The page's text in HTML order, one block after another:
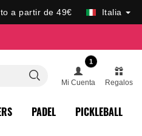
a partir de 49€ Italia
1
Mi Cuenta Regalos
PADEL PICKLEBALL